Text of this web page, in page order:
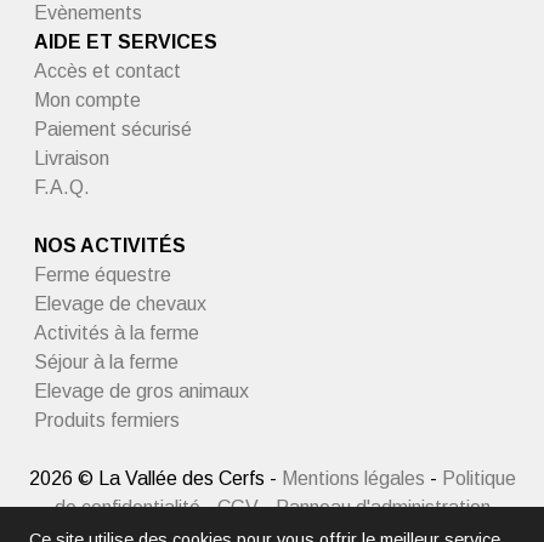
Evènements
AIDE ET SERVICES
Accès et contact
Mon compte
Paiement sécurisé
Livraison
F.A.Q.
NOS ACTIVITÉS
Ferme équestre
Elevage de chevaux
Activités à la ferme
Séjour à la ferme
Elevage de gros animaux
Produits fermiers
2026 © La Vallée des Cerfs - Mentions légales - Politique
de confidentialité-CGV-Panneau d'administration